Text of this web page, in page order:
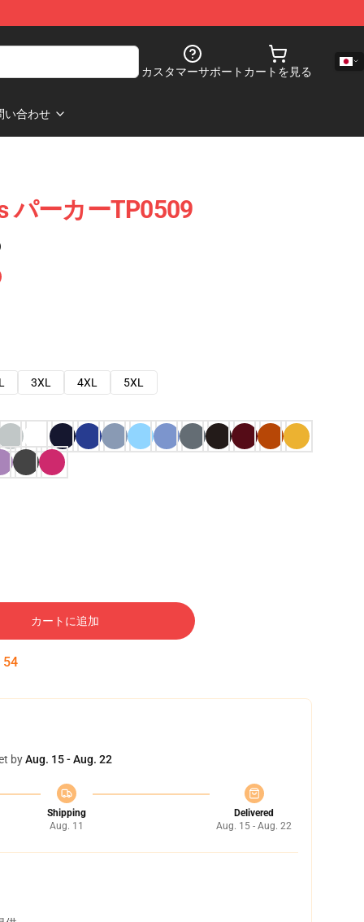
カスタマーサポート カートを見る
い合わせ
パーカーTP0509
3XL 4XL
5XL
カートに追加
52
byAug. 15 - Aug. 22
Shipping
Aug. 11
Delivered
Aug. 15 - Aug. 22